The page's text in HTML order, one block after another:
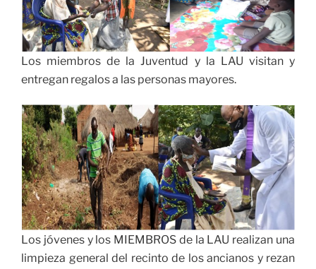
Los miembros de la Juventud y la LAU visitan y
entregan regalos a las personas mayores.
Los jóvenes y los MIEMBROS de la LAU realizan una
limpieza general del recinto de los ancianos y rezan